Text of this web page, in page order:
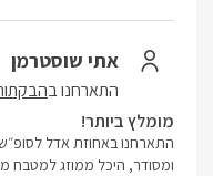
אתי שוסטרמן
התארחנו ב
מומלץ ביותר!
ומסודר, היכל ממוזג למטבח